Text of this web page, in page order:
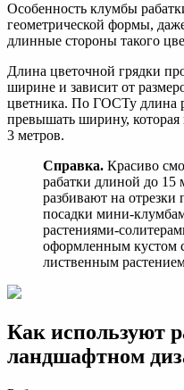
Особенность клумбы
геометрической формы,
длинные стороны такого
Длина цветочной грядки
ширине и зависит от
цветника. По ГОСТу длина
превышать ширину, которая
3 метров.
Справка. Красиво
рабатки длиной до 15
разбивают на отрезки
посадки мини-
растениями-
оформленным кустом
лиственным
Как используют
ландшафтном